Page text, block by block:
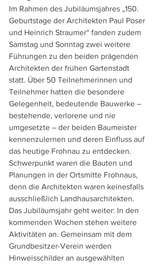
Im Rahmen des Jubiläumsjahres „150.
Geburtstage der Architekten Paul Poser
und Heinrich Straumer“ fanden zudem
Samstag und Sonntag zwei weitere
Führungen zu den beiden prägenden
Architekten der frühen Gartenstadt
statt. Über 50 Teilnehmerinnen und
Teilnehmer hatten die besondere
Gelegenheit, bedeutende Bauwerke –
bestehende, verlorene und nie
umgesetzte – der beiden Baumeister
kennenzulernen und deren Einfluss auf
das heutige Frohnau zu entdecken.
Schwerpunkt waren die Bauten und
Planungen in der Ortsmitte Frohnaus,
denn die Architekten waren keinesfalls
ausschließlich Landhausarchitekten.
Das Jubiläumsjahr geht weiter: In den
kommenden Wochen stehen weitere
Aktivitäten an. Gemeinsam mit dem
Grundbesitzer-Verein werden
Hinweisschilder an ausgewählten